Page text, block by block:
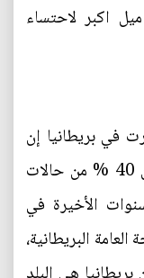
اكبر لاحتساء
في بريطانيا إن
الإفراط في شرب الكحول مسؤول عن 40 % من حالات
الأخيرة في
البريطانية،